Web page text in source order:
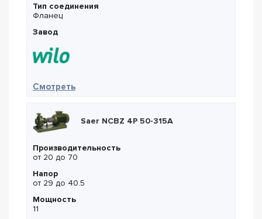
Тип соединения
Фланец
Завод
Смотреть— Wilo IL 250/405-110/4
Saer NCBZ 4P 50-315A
Производительность
от 20 до 70
Напор
от 29 до 40.5
Мощность
11